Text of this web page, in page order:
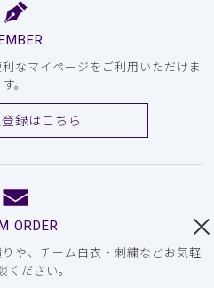
なマイページをご利用いただけま
す。
録はこちら
ORDER
や、チーム白衣・刺繍などお気軽
ください。